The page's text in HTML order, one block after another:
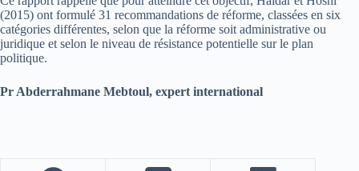
(2015) ont formulé 31 recommandations de réforme, classées en six
catégories différentes, selon que la réforme soit administrative ou
juridique et selon le niveau de résistance potentielle sur le plan
politique.
Pr Abderrahmane Mebtoul, expert international